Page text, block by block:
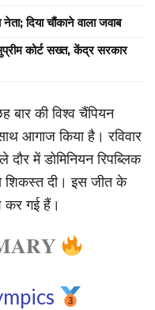
दिया चौंकाने वाला जवाब
कोर्ट सख्त, केंद्र सरकार
बार की विश्व चैंपियन
आगाज किया है। रविवार
दौर में डोमिनियन रिपब्लिक
से शिकस्त दी। इस जीत के
कर गई हैं।